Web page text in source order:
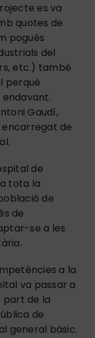
es va
quotes de
pogués
del
etc.) també
perquè
endavant.
Gaudí,
encarregat de
de
tota la
de
de
se a les
a la
va passar a
part de la
de
general bàsic.